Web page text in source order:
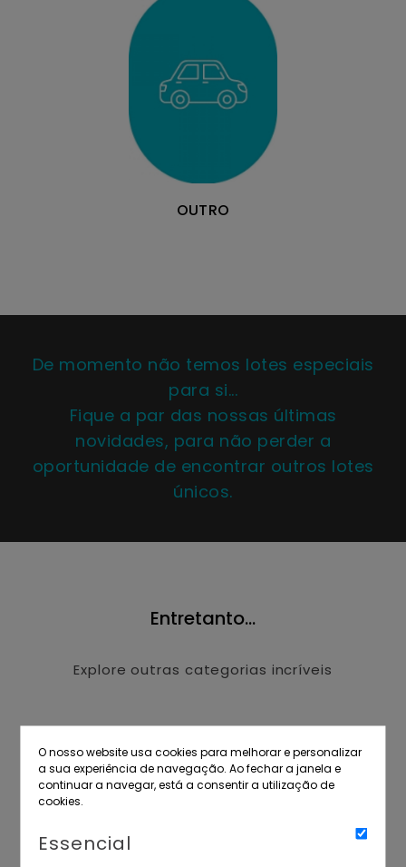
O nosso website usa cookies para melhorar e personalizar
a sua experiência de navegação. Ao fechar a janela e
continuar a navegar, está a consentir a utilização de
cookies.
Essencial
OUTRO
De momento não temos lotes especiais
para si...
Fique a par das nossas últimas
novidades, para não perder a
oportunidade de encontrar outros lotes
únicos.
Entretanto...
Explore outras categorias incríveis